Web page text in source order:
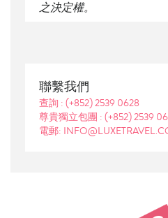
之決定權。
聯繫我們
查詢 : (+852) 2539 0628
尊貴獨立包團 : (+852) 2539
電郵: